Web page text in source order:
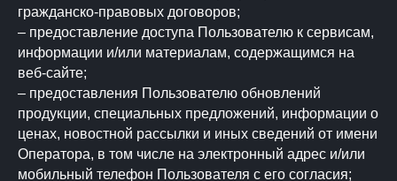
гражданско-правовых договоров;
– предоставление доступа Пользователю к сервисам,
информации и/или материалам, содержащимся на
веб-сайте;
– предоставления Пользователю обновлений
продукции, специальных предложений, информации о
ценах, новостной рассылки и иных сведений от имени
Оператора, в том числе на электронный адрес и/или
мобильный телефон Пользователя с его согласия;